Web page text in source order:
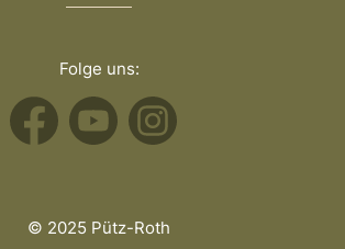
© 2025 Pütz-Roth
Folge uns: